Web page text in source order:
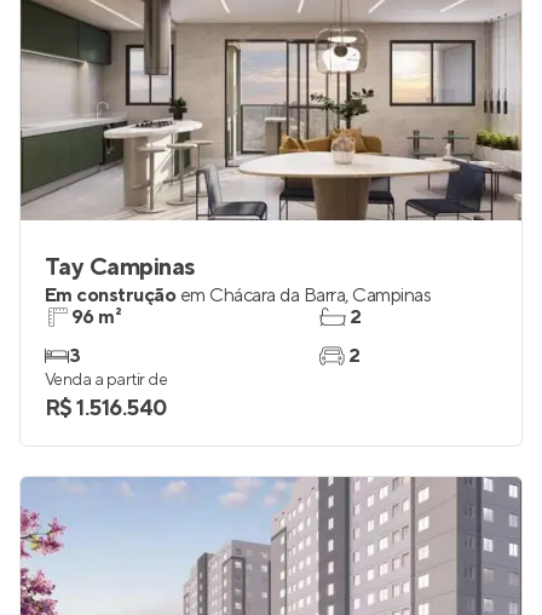
Tay Campinas
Em construção em Chácara da Barra, Campinas
96 m²
3
2
2
Venda a partir de
R$ 1.516.540